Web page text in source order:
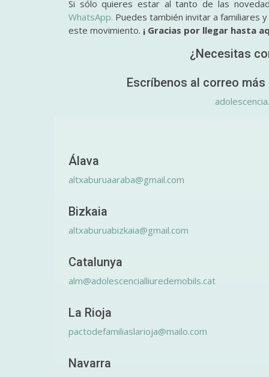
Si sólo quieres estar al tanto de las
WhatsApp. Puedes también invitar a familiares
este movimiento. ¡ Gracias por llegar hasta
¿Necesitas
Escríbenos al correo
Álava
altxaburuaaraba@gmail.com
Bizkaia
altxaburuabizkaia@gmail.com
Catalunya
alm@adolescencialliuredemobils.cat
La Rioja
pactodefamiliaslarioja@mailo.com
Navarra